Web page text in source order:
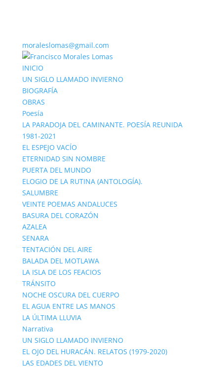
moraleslomas@gmail.com
INICIO
UN SIGLO LLAMADO INVIERNO
BIOGRAFÍA
OBRAS
Poesía
LA PARADOJA DEL CAMINANTE. POESÍA REUNIDA
1981-2021
EL ESPEJO VACÍO
ETERNIDAD SIN NOMBRE
PUERTA DEL MUNDO
ELOGIO DE LA RUTINA (ANTOLOGÍA).
SALUMBRE
VEINTE POEMAS ANDALUCES
BASURA DEL CORAZÓN
AZALEA
SENARA
TENTACIÓN DEL AIRE
BALADA DEL MOTLAWA
LA ISLA DE LOS FEACIOS
TRÁNSITO
NOCHE OSCURA DEL CUERPO
EL AGUA ENTRE LAS MANOS
LA ÚLTIMA LLUVIA
Narrativa
UN SIGLO LLAMADO INVIERNO
EL OJO DEL HURACÁN. RELATOS (1979-2020)
LAS EDADES DEL VIENTO